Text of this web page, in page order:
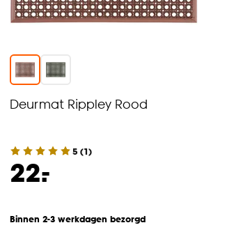
Deurmat Rippley Rood
5 (1)
22.
-
Binnen 2-3 werkdagen bezorgd